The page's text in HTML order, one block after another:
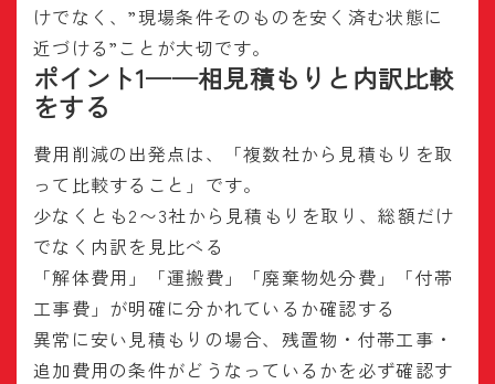
けでなく、”現場条件そのものを安く済む状態に
近づける”ことが大切です。
ポイント1──相見積もりと内訳比較
をする
費用削減の出発点は、「複数社から見積もりを取
って比較すること」です。
少なくとも2〜3社から見積もりを取り、総額だけ
でなく内訳を見比べる
「解体費用」「運搬費」「廃棄物処分費」「付帯
工事費」が明確に分かれているか確認する
異常に安い見積もりの場合、残置物・付帯工事・
追加費用の条件がどうなっているかを必ず確認す